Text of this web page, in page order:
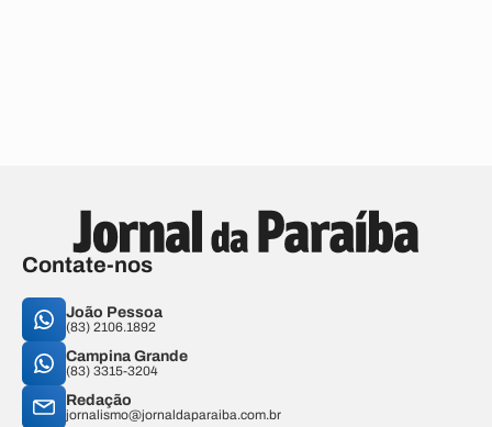
Contate-nos
João Pessoa
(83) 2106.1892
Campina Grande
(83) 3315-3204
Redação
jornalismo@jornaldaparaiba.com.br